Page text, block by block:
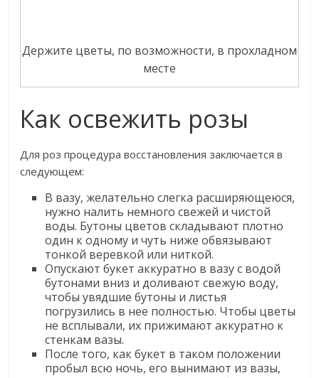
Держите цветы, по возможности, в прохладном
месте
Как освежить розы
Для роз процедура восстановления заключается в
следующем:
В вазу, желательно слегка расширяющеюся,
нужно налить немного свежей и чистой
воды. Бутоны цветов складывают плотно
один к одному и чуть ниже обвязывают
тонкой веревкой или ниткой.
Опускают букет аккуратно в вазу с водой
бутонами вниз и доливают свежую воду,
чтобы увядшие бутоны и листья
погрузились в нее полностью. Чтобы цветы
не всплывали, их прижимают аккуратно к
стенкам вазы.
После того, как букет в таком положении
пробыл всю ночь, его вынимают из вазы,